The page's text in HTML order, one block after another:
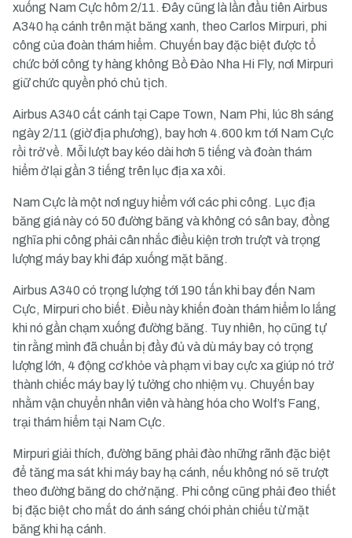
xuống Nam Cực hôm 2/11. Đây cũng là lần đầu tiên Airbus
A340 hạ cánh trên mặt băng xanh, theo Carlos Mirpuri, phi
công của đoàn thám hiểm. Chuyến bay đặc biệt được tổ
chức bởi công ty hàng không Bồ Đào Nha Hi Fly, nơi Mirpuri
giữ chức quyền phó chủ tịch.
Airbus A340 cất cánh tại Cape Town, Nam Phi, lúc 8h sáng
ngày 2/11 (giờ địa phương), bay hơn 4.600 km tới Nam Cực
rồi trở về. Mỗi lượt bay kéo dài hơn 5 tiếng và đoàn thám
hiểm ở lại gần 3 tiếng trên lục địa xa xôi.
Nam Cực là một nơi nguy hiểm với các phi công. Lục địa
băng giá này có 50 đường băng và không có sân bay, đồng
nghĩa phi công phải cân nhắc điều kiện trơn trượt và trọng
lượng máy bay khi đáp xuống mặt băng.
Airbus A340 có trọng lượng tới 190 tấn khi bay đến Nam
Cực, Mirpuri cho biết. Điều này khiến đoàn thám hiểm lo lắng
khi nó gần chạm xuống đường băng. Tuy nhiên, họ cũng tự
tin rằng mình đã chuẩn bị đầy đủ và dù máy bay có trọng
lượng lớn, 4 động cơ khỏe và phạm vi bay cực xa giúp nó trở
thành chiếc máy bay lý tưởng cho nhiệm vụ. Chuyến bay
nhằm vận chuyển nhân viên và hàng hóa cho Wolf’s Fang,
trại thám hiểm tại Nam Cực.
Mirpuri giải thích, đường băng phải đào những rãnh đặc biệt
để tăng ma sát khi máy bay hạ cánh, nếu không nó sẽ trượt
theo đường băng do chở nặng. Phi công cũng phải đeo thiết
bị đặc biệt cho mắt do ánh sáng chói phản chiếu từ mặt
băng khi hạ cánh.